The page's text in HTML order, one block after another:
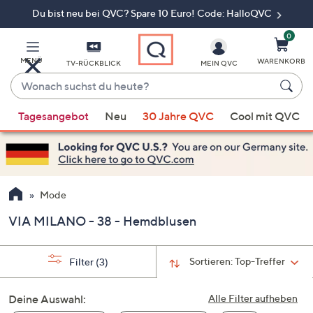
Du bist neu bei QVC? Spare 10 Euro! Code: HalloQVC
MENÜ TV-RÜCKBLICK
Wonach
suchst
du
heute?
Vorschläge
verfügbar
sind,
verwenden
Sie
Pfeiltasten
nach
und
nach
unten
MEIN QVC
0
WARENKORB
Tagesangebot Neu 30 Jahre QVC Cool mit QVC
Mode
VIA MILANO - 38 - Hemdblusen
Sortieren:Top-Treffer
Filter (3)
Alle Filter aufheben
Deine Auswahl: